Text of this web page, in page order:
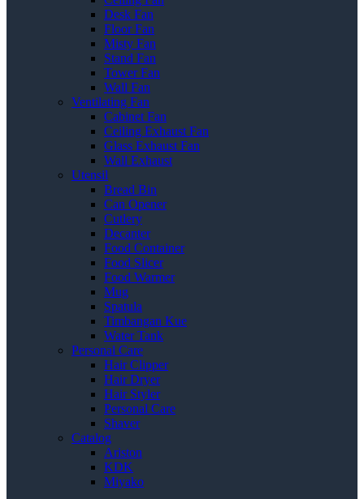
Desk Fan
Floor Fan
Misty Fan
Stand Fan
Tower Fan
Wall Fan
Ventilating Fan
Cabinet Fan
Ceiling Exhaust Fan
Glass Exhaust Fan
Wall Exhaust
Utensil
Bread Bin
Can Opener
Cutlery
Decanter
Food Container
Food Slicer
Food Warmer
Mug
Spatula
Timbangan Kue
Water Tank
Personal Care
Hair Clipper
Hair Dryer
Hair Styler
Personal Care
Shaver
Catalog
Ariston
KDK
Miyako